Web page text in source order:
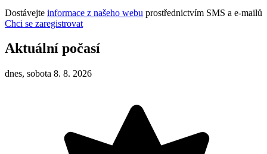
Dostávejte informace z našeho webu prostřednictvím SMS a e-mailů
Chci se zaregistrovat
Aktuální počasí
dnes, sobota 8. 8. 2026